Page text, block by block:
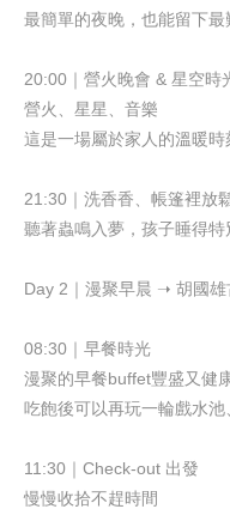
最簡單的夜晚，也能留下最
20:00 ｜營火晚會 & 星空時
營火、星星、音樂
這是一場屬於家人的溫暖時
21:30 ｜洗香香、帳篷裡放
聽著蟲鳴入夢，孩子睡得特
Day 2 ｜漫聚早晨 ➝ 胡國
08:30 ｜早餐時光
漫聚的早餐buffet豐盛又健
吃飽後可以再玩一輪戲水池
11:30 ｜ Check-out 出發
慢慢收拾不趕時間